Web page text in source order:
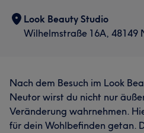
Look Beauty Studio
Wilhelmstraße 16A, 48149
Nach dem Besuch im Look
Neutor wirst du nicht nur
Veränderung wahrnehmen.
für dein Wohlbefinden getan.